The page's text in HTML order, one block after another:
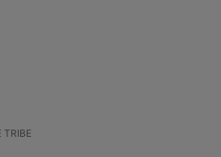
TRIBE